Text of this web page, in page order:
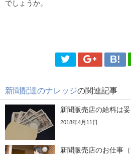
でしょうか。
新聞配達のナレッジの関連記事
新聞販売店の給料は
2018年4月11日
新聞販売店のお仕事（